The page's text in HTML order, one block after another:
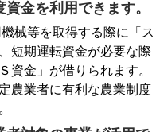
金を利用できます。
械等を取得する際に「ス
短期運転資金が必要な際
資金」が借りられます。
農業者に有利な農業制度